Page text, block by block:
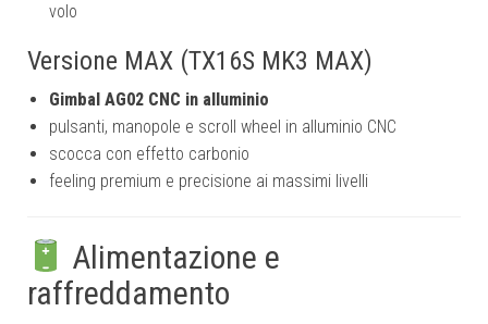
volo
Versione MAX (TX16S MK3 MAX)
Gimbal AG02 CNC in alluminio
pulsanti, manopole e scroll wheel in alluminio CNC
scocca con effetto carbonio
feeling premium e precisione ai massimi livelli
Alimentazione e
raffreddamento